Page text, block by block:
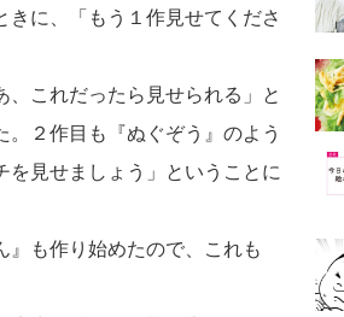
に、「もう１作見せてくださ
、これだったら見せられる」と
２作目も『ぬぐぞう』のよう
を見せましょう」ということに
』も作り始めたので、これも